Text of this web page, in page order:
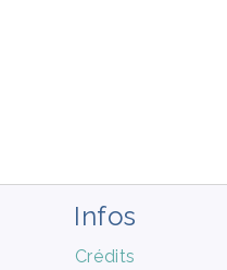
Infos
Crédits